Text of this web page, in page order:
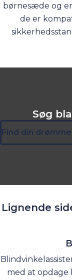
børnesæde og
de er
Søg
Find din
Lignende
med at opdage